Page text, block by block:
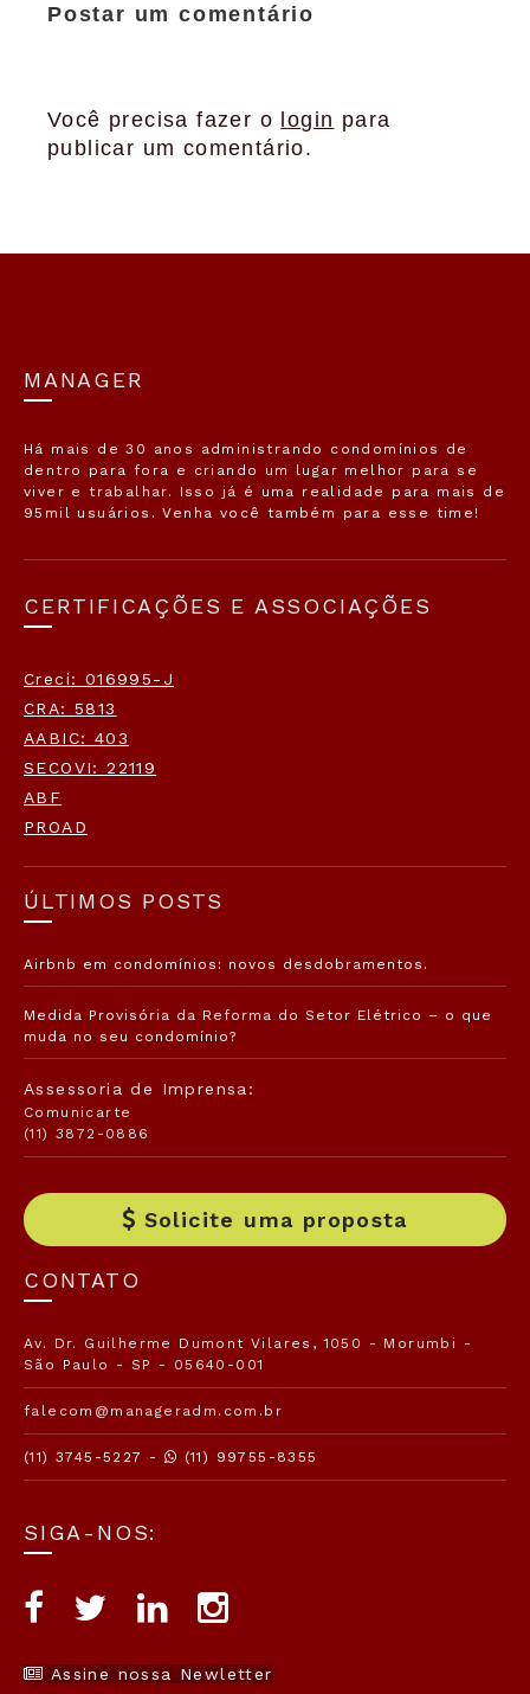
Postar um comentário
Você precisa fazer o login para
publicar um comentário.
MANAGER
Há mais de 30 anos administrando condomínios de
dentro para fora e criando um lugar melhor para se
viver e trabalhar. Isso já é uma realidade para mais de
95mil usuários. Venha você também para esse time!
CERTIFICAÇÕES E ASSOCIAÇÕES
Creci: 016995-J
CRA: 5813
AABIC: 403
SECOVI: 22119
ABF
PROAD
ÚLTIMOS POSTS
Airbnb em condomínios: novos desdobramentos.
Medida Provisória da Reforma do Setor Elétrico – o que
muda no seu condomínio?
Assessoria de Imprensa:
Comunicarte
(11) 3872-0886
Solicite uma proposta
CONTATO
Av. Dr. Guilherme Dumont Vilares, 1050 - Morumbi -
São Paulo - SP - 05640-001
falecom@manageradm.com.br
(11) 3745-5227 - (11) 99755-8355
SIGA-NOS:
Assine nossa Newletter